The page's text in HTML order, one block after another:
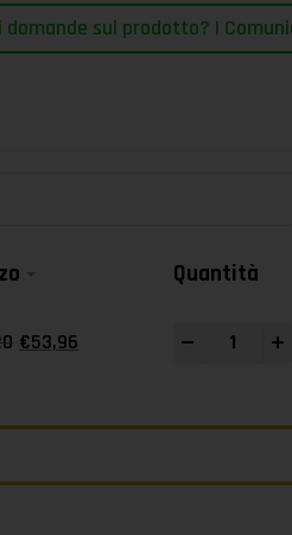
domande sul prodotto? |
Quantità
€53,96